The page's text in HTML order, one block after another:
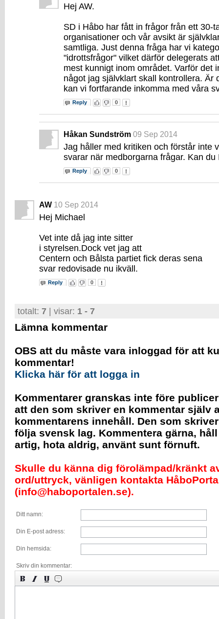
Hej AW.
SD i Håbo har fått in frågor från ett 30-
organisationer och vår avsikt är
samtliga. Just denna fråga har vi
"idrottsfrågor" vilket därför delegerats
mest kunnigt inom området. Varför det
något jag självklart skall kontrollera. Är
kan vi fortfarande inkomma med våra
Reply 0
Håkan Sundström 09 Sep 2014
Jag håller med kritiken och förstår inte
svarar när medborgarna frågar. Kan du
Reply 0
AW 10 Sep 2014
Hej Michael
Vet inte då jag inte sitter
i styrelsen.Dock vet jag att
Centern och Bålsta partiet fick deras sena
svar redovisade nu ikväll.
Reply 0
totalt: 7 | visar: 1 - 7
Lämna kommentar
OBS att du måste vara inloggad för att
kommentar!
Klicka här för att logga in
Kommentarer granskas inte före
att den som skriver en kommentar själv
kommentarens innehåll. Den som
följa svensk lag. Kommentera gärna,
artig, hota aldrig, använt sunt förnuft.
Skulle du känna dig förolämpad/kränkt
ord/uttryck, vänligen kontakta
(info@haboportalen.se).
Ditt namn:
Din E-post adress:
Din hemsida:
Skriv din kommentar: